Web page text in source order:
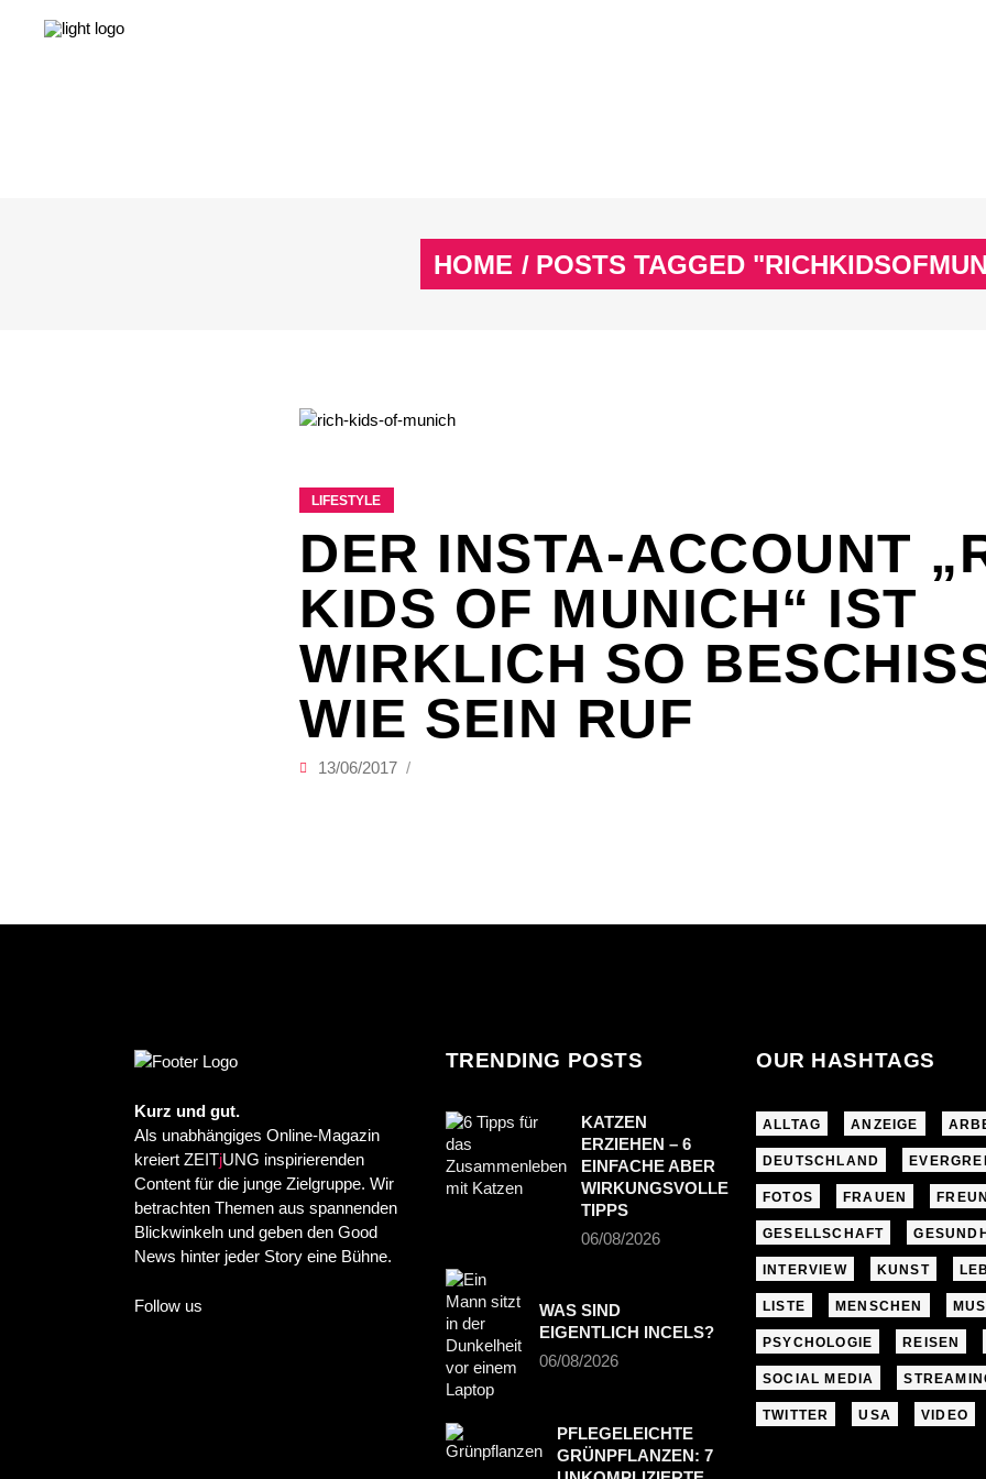
HOME / POSTS TAGGED
LIFESTYLE
DER INSTA-ACCOUNT
KIDS OF MUNICH“ IST
WIRKLICH SO
WIE SEIN RUF
13/06/2017
Kurz und gut.
Als unabhängiges Online-Magazin
kreiert ZEITjUNG inspirierenden
Content für die junge Zielgruppe. Wir
betrachten Themen aus spannenden
Blickwinkeln und geben den Good
News hinter jeder Story eine Bühne.
Follow us
TRENDING POSTS
KATZEN
ERZIEHEN – 6
EINFACHE ABER
WIRKUNGSVOLLE
TIPPS
06/08/2026
WAS SIND
EIGENTLICH INCELS?
06/08/2026
PFLEGELEICHTE
GRÜNPFLANZEN: 7
OUR HASHTAGS
ALLTAG ANZEIGE
DEUTSCHLAND
FOTOS FRAUEN
GESELLSCHAFT
INTERVIEW KUNST
LISTE MENSCHEN
PSYCHOLOGIE REISEN
SOCIAL MEDIA
TWITTER USA VIDEO